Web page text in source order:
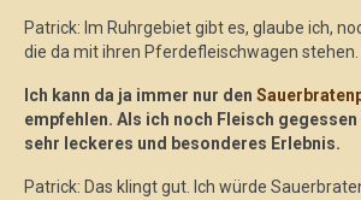
Patrick: Im Ruhrgebiet gibt es, glaube ich,
die da mit ihren Pferdefleischwagen stehen.
Ich kann da ja immer nur den
empfehlen. Als ich noch Fleisch gegessen
sehr leckeres und besonderes Erlebnis.
Patrick: Das klingt gut. Ich würde